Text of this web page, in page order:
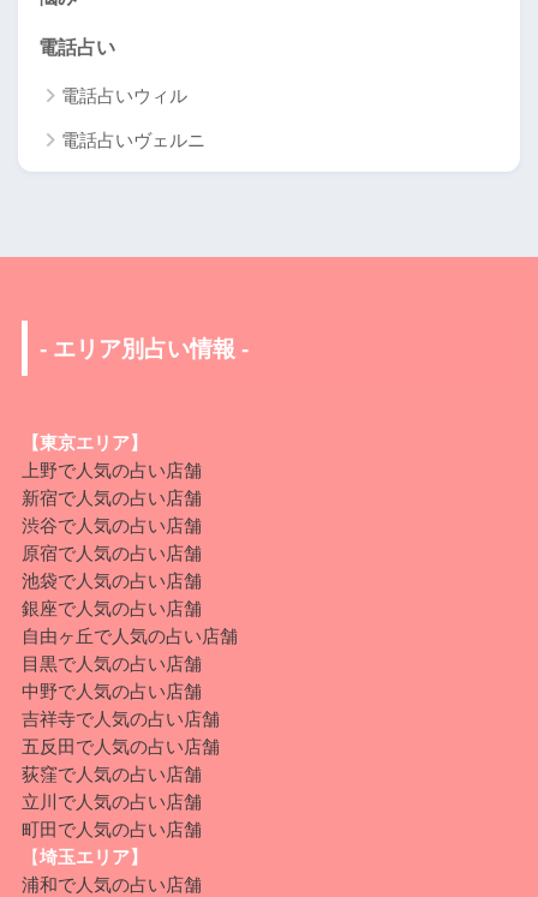
電話占い
電話占いウィル
電話占いヴェルニ
- エリア別占い情報 -
【東京エリア】
上野で人気の占い店舗
新宿で人気の占い店舗
渋谷で人気の占い店舗
原宿で人気の占い店舗
池袋で人気の占い店舗
銀座で人気の占い店舗
自由ヶ丘で人気の占い店舗
目黒で人気の占い店舗
中野で人気の占い店舗
吉祥寺で人気の占い店舗
五反田 で人気の占い店舗
荻窪で人気の占い店舗
立川 で人気の占い店舗
町田 で人気の占い店舗
【埼玉エリア】
浦和で人気の占い店舗